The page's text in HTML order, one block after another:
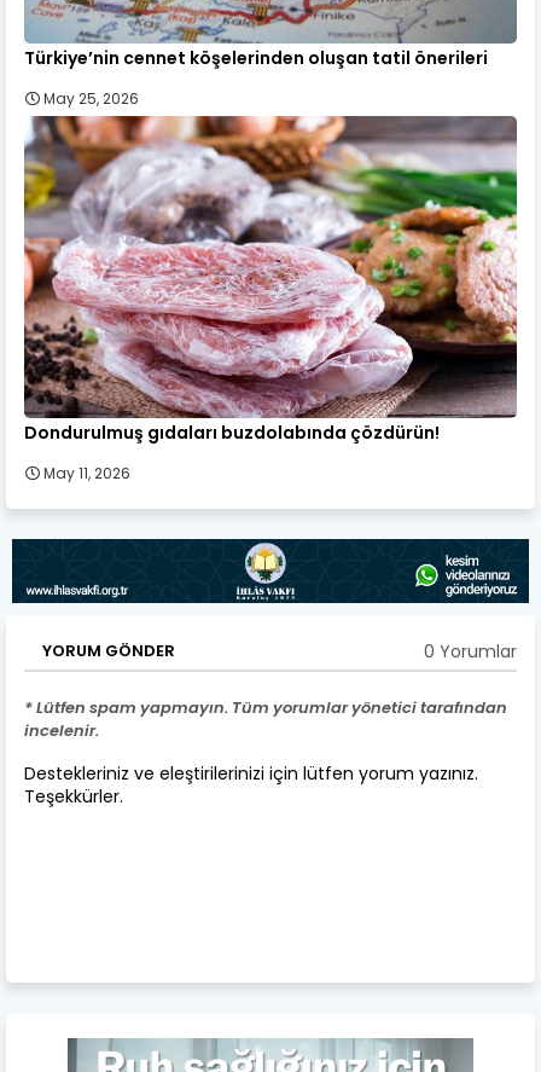
Türkiye’nin cennet köşelerinden oluşan tatil önerileri
May 25, 2026
Dondurulmuş gıdaları buzdolabında çözdürün!
May 11, 2026
YORUM GÖNDER 0 Yorumlar
* Lütfen spam yapmayın. Tüm yorumlar yönetici tarafından
incelenir.
Destekleriniz ve eleştirilerinizi için lütfen yorum yazınız.
Teşekkürler.